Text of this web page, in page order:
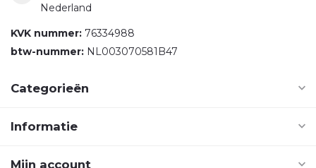
Nederland
KVK nummer: 76334988
btw-nummer: NL003070581B47
Categorieën
Informatie
Mijn account